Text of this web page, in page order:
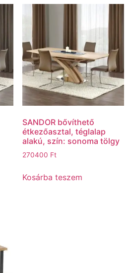
SANDOR bővíthető
étkezőasztal, téglalap
alakú, szín: sonoma tölgy
270400 Ft
Kosárba teszem